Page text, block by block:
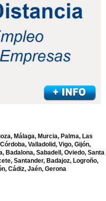
Málaga, Murcia, Palma, Las
Valladolid, Vigo, Gijón,
Badalona, Sabadell, Oviedo, Santa
Santander, Badajoz, Logroño,
Cádiz, Jaén, Gerona